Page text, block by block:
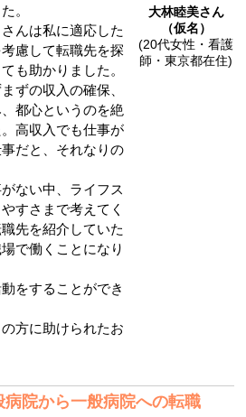
大林睦美さん
（仮名）
(20代女性・看護
師・東京都在住)
。
んは私に適応した
慮して転職先を探
も助かりました。
ずの収入の確保、
都心というのを絶
高収入でも仕事が
だと、それなりの
ない中、ライフス
すさまで考えてく
先を紹介していた
で働くことになり
をすることができ
方に助けられたお
病院から一般病院への転職